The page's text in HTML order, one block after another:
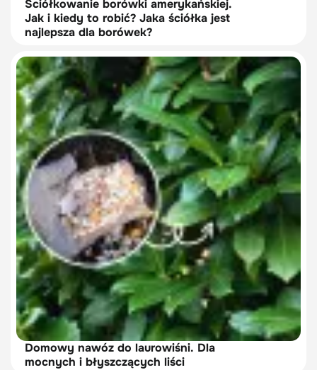
Ściółkowanie borówki amerykańskiej.
Jak i kiedy to robić? Jaka ściółka jest
najlepsza dla borówek?
Domowy nawóz do laurowiśni. Dla
mocnych i błyszczących liści